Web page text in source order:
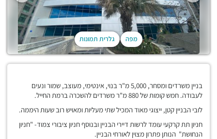
מפה גלרית תמונות
בניין משרדים ומסחר, 5,000 מ"ר בנוי, אינטימי, מעוצב, שמור ונעים
לעבודה. חמש קומות של 880 מ"ר משרדים להשכרה ברמת החייל.
לובי הבניין קטן, ייצוגי מאוד המכיל שתי מעליות ומאויש רוב שעות היממה.
חניון תת קרקעי עומד לרשות דיירי הבניין ובנוסף חניון ציבורי צמוד- "חניון
הנחושת" הנותן פתרון מצוין לאורחי הבניין.